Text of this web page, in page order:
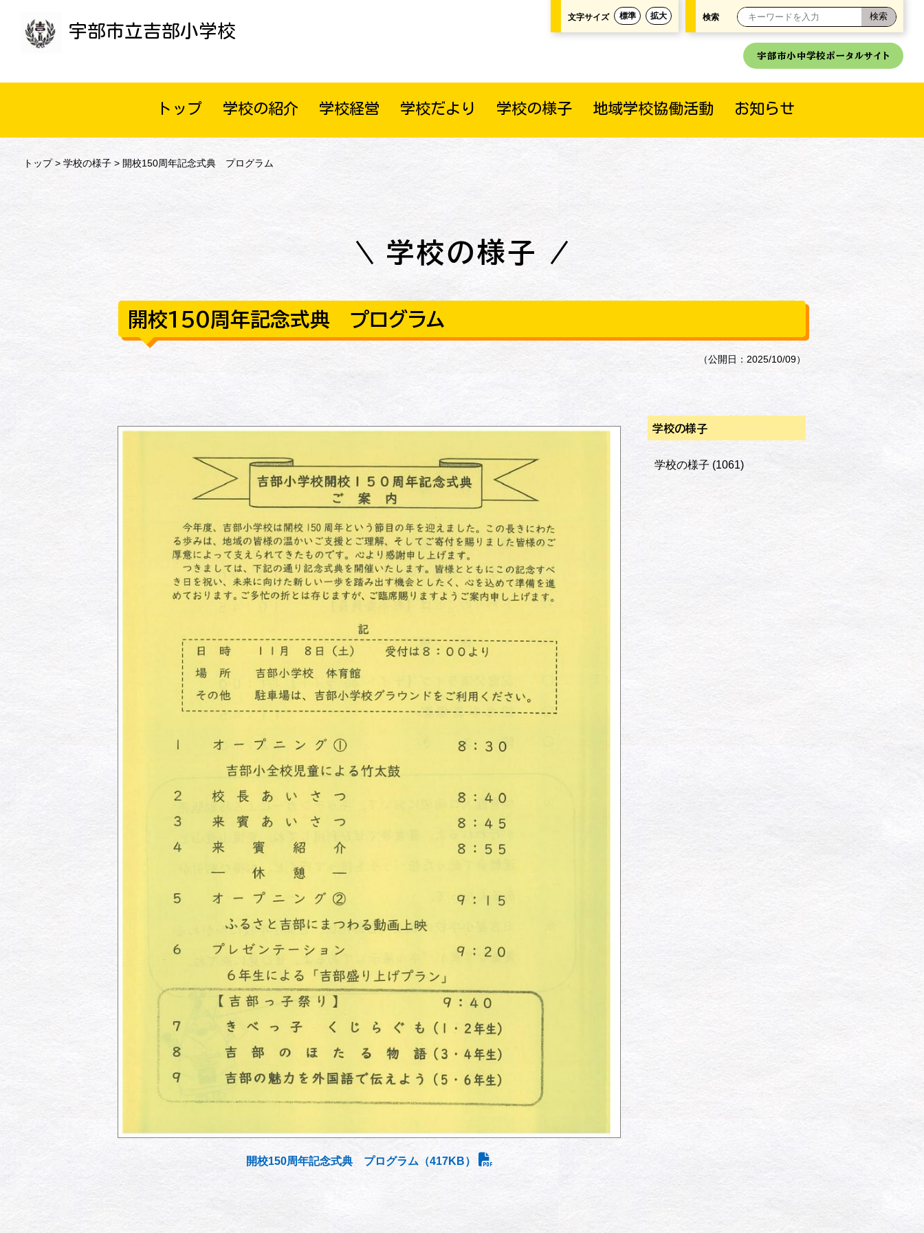
宇部市立吉部小学校
文字サイズ 標準 拡大 検索
宇部市小中学校ポータルサイト
トップ 学校の紹介 学校経営 学校だより 学校の様子 地域学校協働活動 お知らせ
トップ> 学校の様子> 開校150周年記念式典 プログラム
学校の様子
開校150周年記念式典 プログラム
（公開日：2025/10/09）
開校150周年記念式典 プログラム（417KB）
学校の様子
学校の様子 (1061)